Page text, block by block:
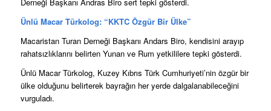
Ünlü Macar Türkolog: “KKTC Özgür Bir Ülke”
Macaristan Turan Derneği Başkanı Andars Biro, kendisini arayıp
rahatsızlıklarını belirten Yunan ve Rum yetkililere tepki gösterdi.
Ünlü Macar Türkolog, Kuzey Kıbrıs Türk Cumhuriyeti’nin özgür bir
ülke olduğunu belirterek bayrağın her yerde dalgalanabileceğini
vurguladı.